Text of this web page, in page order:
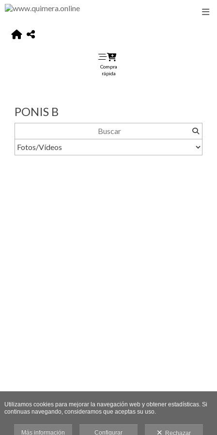
Compra
rápida
PONIS B
Utilizamos cookies para mejorar la navegación web y obtener estadísticas. Si
continuas navegando, consideramos que aceptas su uso.
Más información Configurar Rechazar